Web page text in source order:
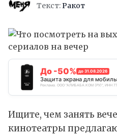
Текст:Ракот
До -50% до 31.08.2026
Защита экрана для
Реклама. ООО "АЛИБАБА.КОМ (РУ)", ИНН
Ищите, чем занять
кинотеатры